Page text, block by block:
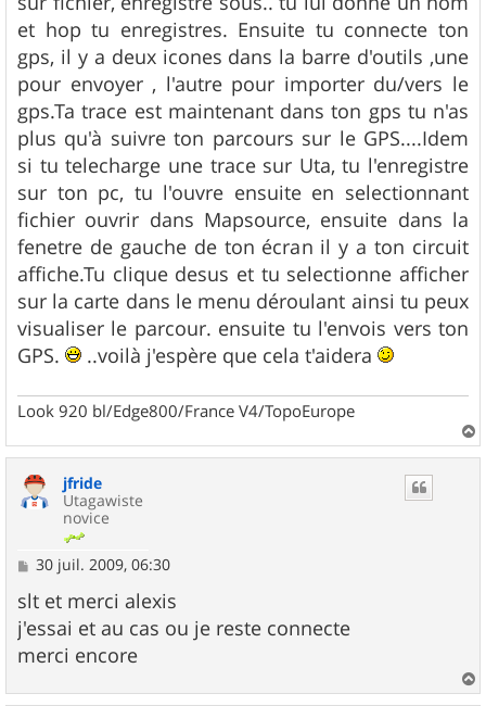
et hop tu enregistres. Ensuite tu connecte ton
gps, il y a deux icones dans la barre d'outils ,une
pour envoyer , l'autre pour importer du/vers le
gps.Ta trace est maintenant dans ton gps tu n'as
plus qu'à suivre ton parcours sur le GPS....Idem
si tu telecharge une trace sur Uta, tu l'enregistre
sur ton pc, tu l'ouvre ensuite en selectionnant
fichier ouvrir dans Mapsource, ensuite dans la
fenetre de gauche de ton écran il y a ton circuit
affiche.Tu clique desus et tu selectionne afficher
sur la carte dans le menu déroulant ainsi tu peux
visualiser le parcour. ensuite tu l'envois vers ton
GPS.
..voilà j'espère que cela t'aidera
Look 920 bl/Edge800/France V4/TopoEurope
a
jfride
Utagawiste
novice
M
s
s
a
g
e
30 juil. 2009, 06:30
slt et merci alexis
j'essai et au cas ou je reste connecte
merci encore
a